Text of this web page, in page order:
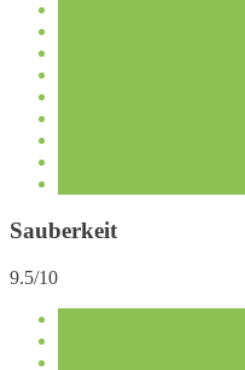
Sauberkeit
9.5/10